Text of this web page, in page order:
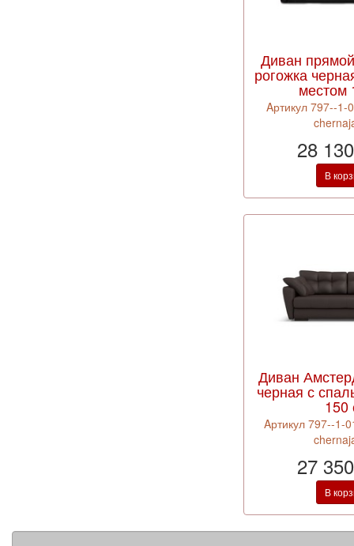
Диван
рогожка
местом
Aртикул 797--1-
28
В
Диван
черная с
150
Aртикул 797--1-
27
В